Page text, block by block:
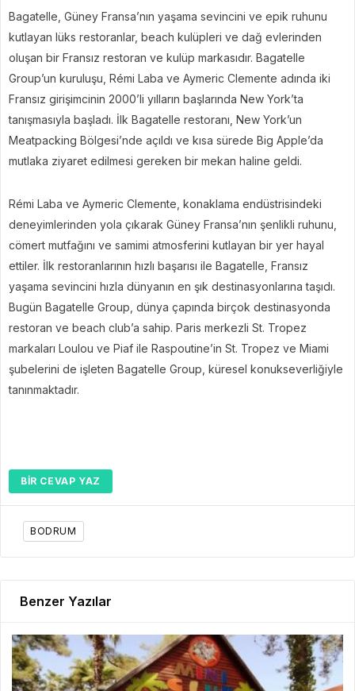
Bagatelle, Güney Fransa’nın yaşama sevincini ve epik ruhunu
kutlayan lüks restoranlar, beach kulüpleri ve dağ evlerinden
oluşan bir Fransız restoran ve kulüp markasıdır. Bagatelle
Group’un kuruluşu, Rémi Laba ve Aymeric Clemente adında iki
Fransız girişimcinin 2000’li yılların başlarında New York’ta
tanışmasıyla başladı. İlk Bagatelle restoranı, New York’un
Meatpacking Bölgesi’nde açıldı ve kısa sürede Big Apple’da
mutlaka ziyaret edilmesi gereken bir mekan haline geldi.
Rémi Laba ve Aymeric Clemente, konaklama endüstrisindeki
deneyimlerinden yola çıkarak Güney Fransa’nın şenlikli ruhunu,
cömert mutfağını ve samimi atmosferini kutlayan bir yer hayal
ettiler. İlk restoranlarının hızlı başarısı ile Bagatelle, Fransız
yaşama sevincini hızla dünyanın en şık destinasyonlarına taşıdı.
Bugün Bagatelle Group, dünya çapında birçok destinasyonda
restoran ve beach club’a sahip. Paris merkezli St. Tropez
markaları Loulou ve Piaf ile Raspoutine’in St. Tropez ve Miami
şubelerini de işleten Bagatelle Group, küresel konukseverliğiyle
tanınmaktadır.
BIR CEVAP YAZ
BODRUM
Benzer Yazılar